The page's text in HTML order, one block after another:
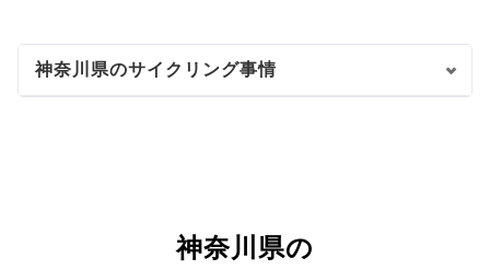
神奈川県のサイクリング事情
神奈川県の